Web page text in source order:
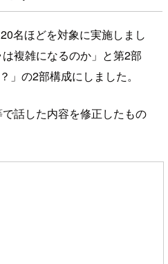
名ほどを対象に実施しまし
複雑になるのか」と第2部
」の2部構成にしました。
話した内容を修正したもの